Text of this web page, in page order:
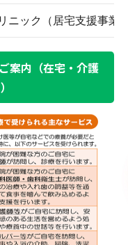
ニック（居宅支援事業
案内（在宅・介護